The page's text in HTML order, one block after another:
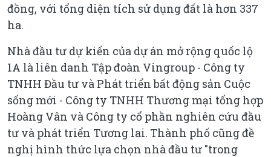
đồng, với tổng diện tích sử dụng đất là hơn 337
ha.
Nhà đầu tư dự kiến của dự án mở rộng quốc lộ
1A là liên danh Tập đoàn Vingroup - Công ty
TNHH Đầu tư và Phát triển bất động sản Cuộc
sống mới - Công ty TNHH Thương mại tổng hợp
Hoàng Vân và Công ty cổ phần nghiên cứu đầu
tư và phát triển Tương lai. Thành phố cũng đề
nghị hình thức lựa chọn nhà đầu tư "trong